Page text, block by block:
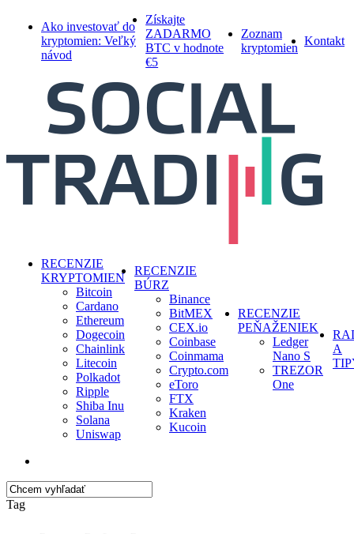
content
Ako investovať do
kryptomien: Veľký
návod
Získajte
ZADARMO
BTC v hodnote
€5
Zoznam
kryptomien
Kontakt
search
Menu
RECENZIE
KRYPTOMIEN
Bitcoin
Cardano
Ethereum
Dogecoin
Chainlink
Litecoin
Polkadot
Ripple
Shiba Inu
Solana
Uniswap
RECENZIE
BÚRZ
Binance
BitMEX
CEX.io
Coinbase
Coinmama
Crypto.com
eToro
FTX
Kraken
Kucoin
RECENZIE
PEŇAŽENIEK
Ledger
Nano S
TREZOR
One
A
Close
Tag